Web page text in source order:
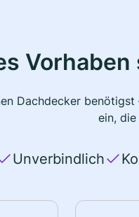
Dachdecker
ein,
Unverbindlich